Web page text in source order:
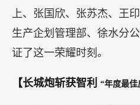
上、张国欣、张苏杰、王
生产企划管理部、徐水分
证了这一荣耀时刻。
【长城炮斩获智利 “年度最佳